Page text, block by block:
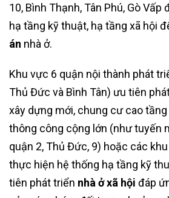
10, Bình Thạnh, Tân Phú, Gò
hạ tầng kỹ thuật, hạ tầng xã hội
án nhà ở.
Khu vực 6 quận nội thành phát
Thủ Đức và Bình Tân) ưu tiên
xây dựng mới, chung cư cao
thông công cộng lớn (như tuyến
quận 2, Thủ Đức, 9) hoặc các
thực hiện hệ thống hạ tầng kỹ
tiên phát triển nhà ở xã hội đáp